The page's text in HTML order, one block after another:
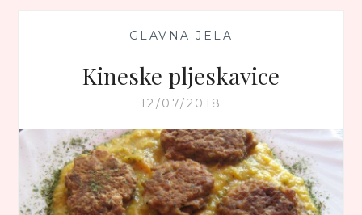
— GLAVNA JELA —
Kineske pljeskavice
12/07/2018